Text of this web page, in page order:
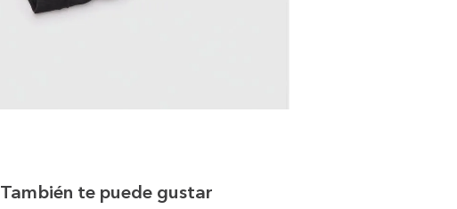
También te puede gustar